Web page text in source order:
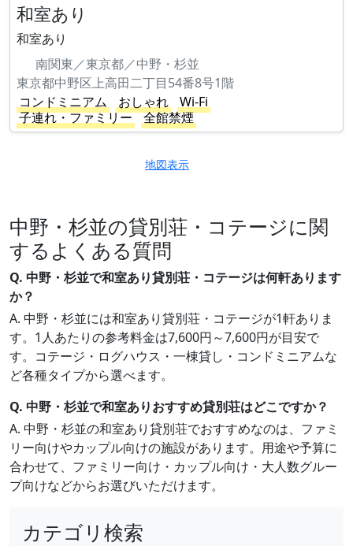
和室あり
和室あり
南関東／東京都／中野・杉並
東京都中野区上高田二丁目54番8号1階
コンドミニアム
おしゃれ
Wi-Fi
子連れ・ファミリー
全館禁煙
地図表示
中野・杉並の貸別荘・コテージに関
するよくある質問
Q. 中野・杉並で和室あり貸別荘・コテージは何軒あります
か？
A. 中野・杉並には和室あり貸別荘・コテージが1軒ありま
す。1人あたりの参考料金は7,600円～7,600円が目安で
す。コテージ・ログハウス・一棟貸し・コンドミニアムな
ど各種タイプから選べます。
Q. 中野・杉並で和室ありおすすめ貸別荘はどこですか？
A. 中野・杉並の和室あり貸別荘でおすすめなのは、ファミ
リー向けやカップル向けの施設があります。用途や予算に
合わせて、ファミリー向け・カップル向け・大人数グルー
プ向けなどからお選びいただけます。
カテゴリ検索